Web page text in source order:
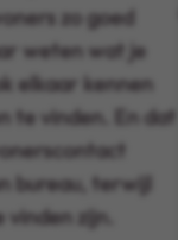
zo goed
weten wat je
elkaar kennen
te vinden. En dat
bureau, terwijl
zijn.